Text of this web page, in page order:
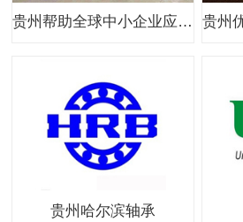
贵州帮助全球中小企业应对逆境
贵州哈尔滨轴承